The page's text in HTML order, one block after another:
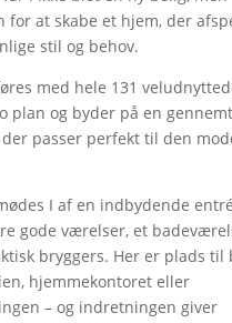
for at skabe et hjem, der
stil og behov.
med hele 131
plan og byder på en
passer perfekt til den
I af en indbydende
gode værelser, et
bryggers. Her er plads til
hjemmekontoret eller
– og indretningen giver